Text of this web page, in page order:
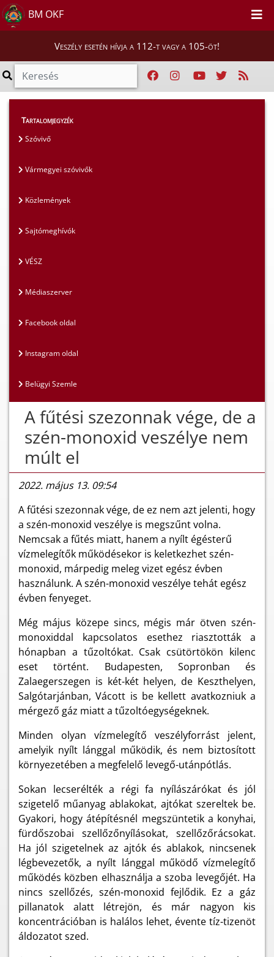
BM OKF
Veszély esetén hívja a 112-t vagy a 105-öt!
Magunkról
Tartalomjegyzék
Szóvivő
Vármegyei szóvivők
Közlemények
Sajtómeghívók
VÉSZ
Médiaszerver
Facebook oldal
Instagram oldal
Belügyi Szemle
A fűtési szezonnak vége, de a
szén-monoxid veszélye nem
múlt el
2022. május 13. 09:54
A fűtési szezonnak vége, de ez nem azt jelenti, hogy
a szén-monoxid veszélye is megszűnt volna.
Nemcsak a fűtés miatt, hanem a nyílt égésterű
vízmelegítők működésekor is keletkezhet szén-
monoxid, márpedig meleg vizet egész évben
használunk. A szén-monoxid veszélye tehát egész
évben fenyeget.
Még május közepe sincs, mégis már ötven szén-
monoxiddal kapcsolatos esethez riasztották a
hónapban a tűzoltókat. Csak csütörtökön kilenc
eset történt. Budapesten, Sopronban és
Zalaegerszegen is két-két helyen, de Keszthelyen,
Salgótarjánban, Vácott is be kellett avatkozniuk a
mérgező gáz miatt a tűzoltóegységeknek.
Minden olyan vízmelegítő veszélyforrást jelent,
amelyik nyílt lánggal működik, és nem biztosított
környezetében a megfelelő levegő-utánpótlás.
Sokan lecserélték a régi fa nyílászárókat és jól
szigetelő műanyag ablakokat, ajtókat szereltek be.
Gyakori, hogy átépítésnél megszüntetik a konyhai,
fürdőszobai szellőzőnyílásokat, szellőzőrácsokat.
Ha jól szigetelnek az ajtók és ablakok, nincsenek
légbevezetők, a nyílt lánggal működő vízmelegítő
működés közben elhasználja a szoba levegőjét. Ha
nincs szellőzés, szén-monoxid fejlődik. Ez a gáz
pillanatok alatt létrejön, és már nagyon kis
koncentrációban is halálos lehet, évente tíz-tizenöt
áldozatot szed.